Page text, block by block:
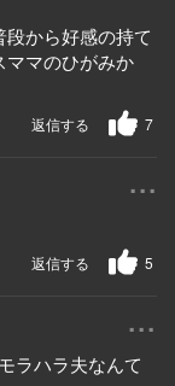
から好感の持て
ママのひがみか
7
返信する
...
5
返信する
...
ラハラ夫なんて